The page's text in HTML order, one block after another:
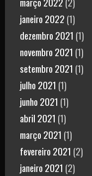
janeiro 2022 (1)
dezembro 2021 (1)
novembro 2021 (1)
setembro 2021 (1)
julho 2021 (1)
junho 2021 (1)
abril 2021 (1)
março 2021 (1)
fevereiro 2021 (2)
janeiro 2021 (2)